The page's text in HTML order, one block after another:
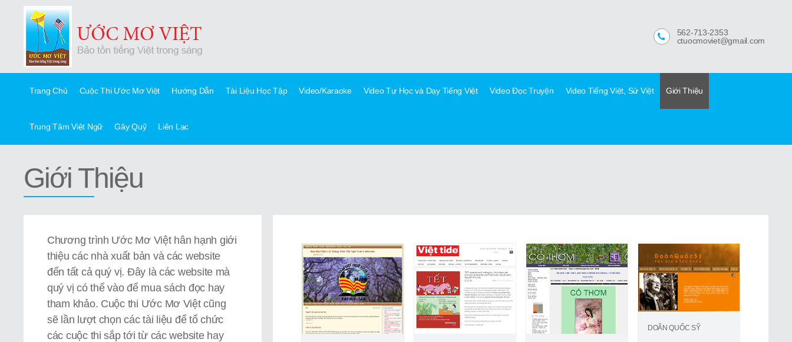
562-713-2353
ctuocmoviet@gmail.com
Trang Chủ Cuộc Thi Ước Mơ Việt Hướng Dẫn Tài Liệu Học Tập Video/Karaoke Video Tự Học và Dạy Tiếng Việt Video Đọc Truyện Video Tiếng Việt, Sử Việt Giới Thiệu
Trung Tâm Việt Ngữ Gây Quỹ Liên Lạc
Giới Thiệu
Chương trình Ước Mơ Việt hân hạnh giới
thiệu các nhà xuất bản và các website
đến tất cả quý vị. Đây là các website mà
quý vị có thể vào để mua sách đọc hay
tham khảo. Cuộc thi Ước Mơ Việt cũng
sẽ lần lượt chọn các tài liệu để tổ chức
các cuộc thi sắp tới từ các website hay
DOÃN QUỐC SỸ